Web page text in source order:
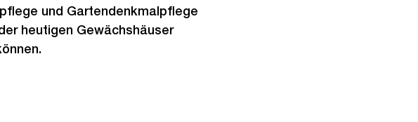
und Gartendenkmalpflege
heutigen Gewächshäuser